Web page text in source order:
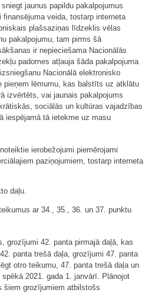
jaunus papildu pakalpojumus
veida, tostarp interneta
plašsaziņas līdzeklis vēlas
pakalpojumu, tam pirms šā
ir nepieciešama Nacionālās
padomes atļauja šāda pakalpojuma
Nacionālā elektronisko
pieņem lēmumu, kas balstīts uz atklātu
izvērtēts, vai jaunais pakalpojums
sociālās un kultūras vajadzības
iespējamā tā ietekme uz masu
ierobežojumi piemērojami
paziņojumiem, tostarp interneta
daļu.
ar 34., 35., 36. un 37. punktu
grozījumi 42. panta pirmajā daļā, kas
panta trešā daļa, grozījumi 47. panta
otro teikumu, 47. panta trešā daļa un
2021. gada 1. janvārī. Plānojot
šiem grozījumiem atbilstošs